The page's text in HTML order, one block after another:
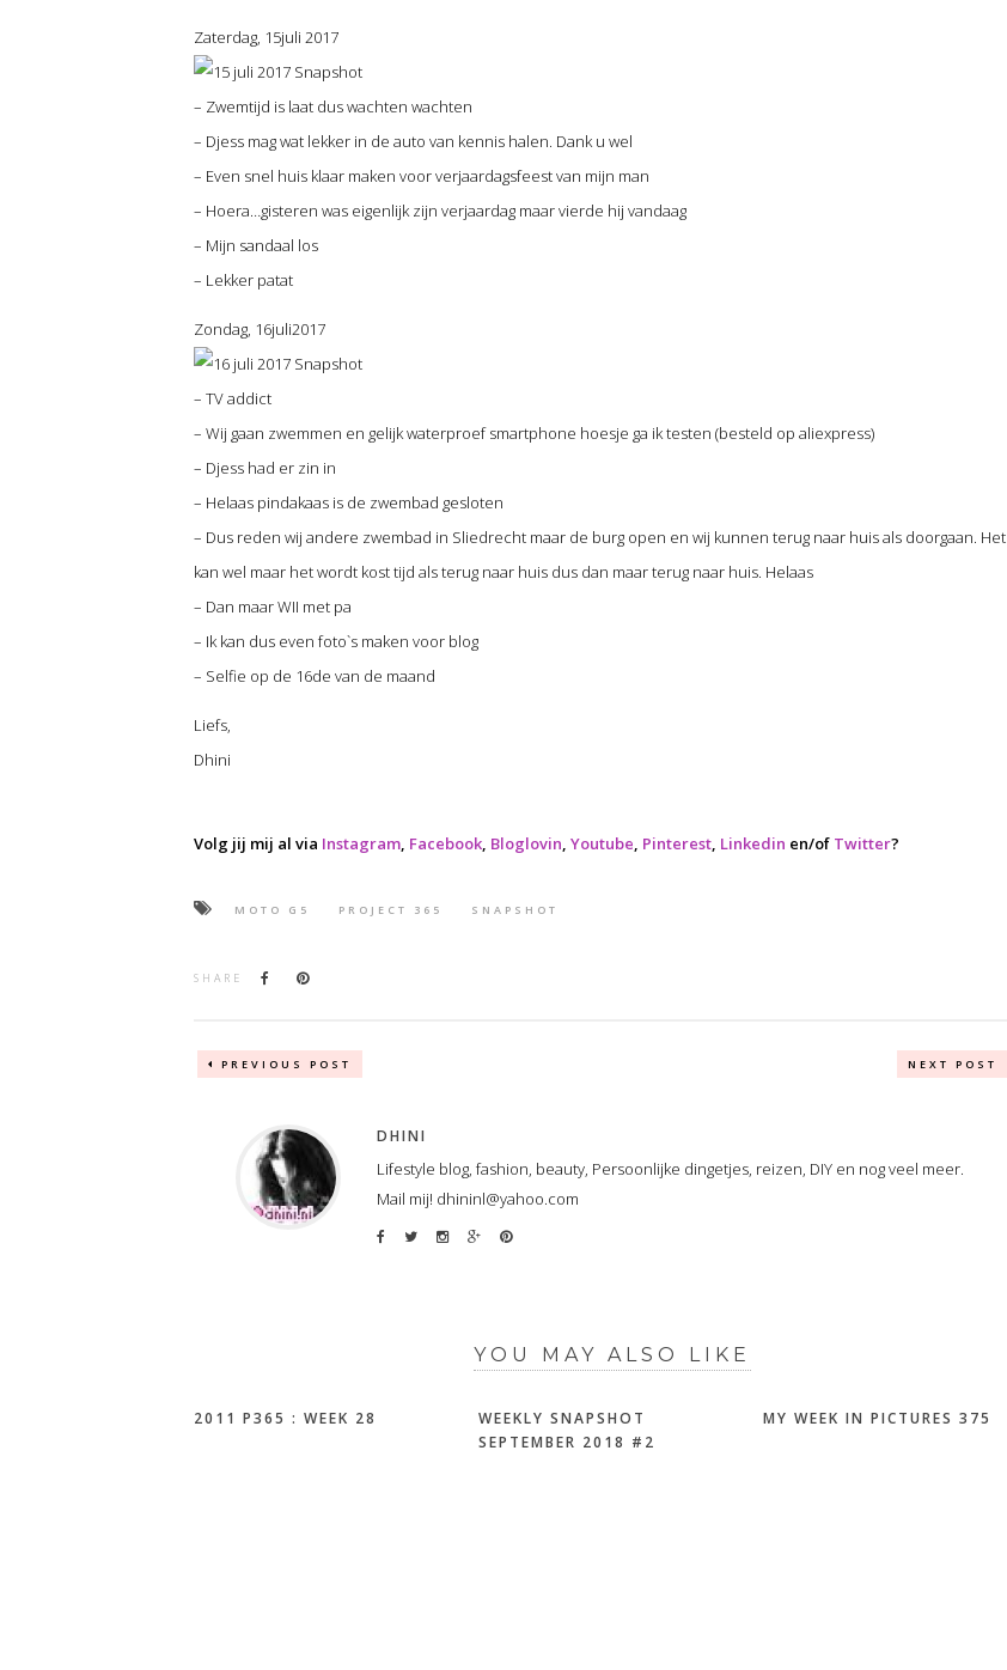
Zaterdag, 15juli 2017
– Zwemtijd is laat dus wachten wachten
– Djess mag wat lekker in de auto van kennis halen. Dank u wel
– Even snel huis klaar maken voor verjaardagsfeest van mijn man
– Hoera…gisteren was eigenlijk zijn verjaardag maar vierde hij vandaag
– Mijn sandaal los
– Lekker patat
Zondag, 16juli2017
– TV addict
– Wij gaan zwemmen en gelijk waterproef smartphone hoesje ga ik testen (besteld op aliexpress)
– Djess had er zin in
– Helaas pindakaas is de zwembad gesloten
– Dus reden wij andere zwembad in Sliedrecht maar de burg open en wij kunnen terug naar huis als doorgaan. Het
kan wel maar het wordt kost tijd als terug naar huis dus dan maar terug naar huis. Helaas
– Dan maar WII met pa
– Ik kan dus even foto`s maken voor blog
– Selfie op de 16de van de maand
Liefs,
Dhini
Volg jij mij al via Instagram, Facebook, Bloglovin, Youtube, Pinterest, Linkedin en/of Twitter?
MOTO G5 PROJECT 365 SNAPSHOT
SHARE
PREVIOUS POST NEXT POST
DHINI
Lifestyle blog, fashion, beauty, Persoonlijke dingetjes, reizen, DIY en nog veel meer.
Mail mij! dhininl@yahoo.com
YOU MAY ALSO LIKE
2011 P365 : WEEK 28
WEEKLY SNAPSHOT
SEPTEMBER 2018 #2
MY WEEK IN PICTURES 375